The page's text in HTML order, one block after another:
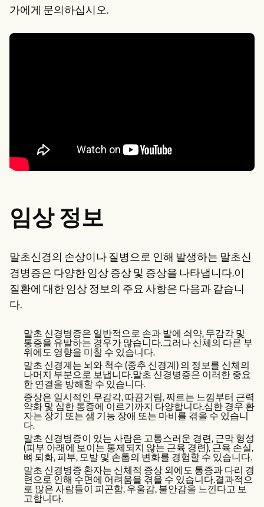
가에게 문의하십시오.
임상 정보
말초신경의 손상이나 질병으로 인해 발생하는 말초신
경병증은 다양한 임상 증상 및 증상을 나타냅니다.이
질환에 대한 임상 정보의 주요 사항은 다음과 같습니
다.
말초 신경병증은 일반적으로 손과 발에 쇠약, 무감각 및
통증을 유발하는 경우가 많습니다.그러나 신체의 다른 부
위에도 영향을 미칠 수 있습니다.
말초 신경계는 뇌와 척수 (중추 신경계) 의 정보를 신체의
나머지 부분으로 보냅니다.말초 신경병증은 이러한 중요
한 연결을 방해할 수 있습니다.
증상은 일시적인 무감각, 따끔거림, 찌르는 느낌부터 근력
약화 및 심한 통증에 이르기까지 다양합니다.심한 경우 환
자는 장기 또는 샘 기능 장애 또는 마비를 겪을 수 있습니
다.
말초 신경병증이 있는 사람은 고통스러운 경련, 근막 형성
(피부 아래에 보이는 통제되지 않는 근육 경련), 근육 손실,
뼈 퇴화, 피부, 모발 및 손톱의 변화를 경험할 수 있습니다.
말초 신경병증 환자는 신체적 증상 외에도 통증과 다리 경
련으로 인해 수면에 어려움을 겪을 수 있습니다.결과적으
로 많은 사람들이 피곤함, 우울감, 불안감을 느낀다고 보
고합니다.